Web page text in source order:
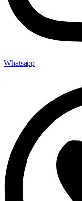
Whatsapp